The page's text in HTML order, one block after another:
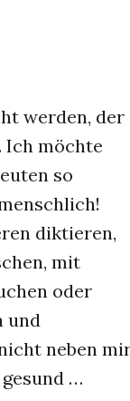
werden, der
Ich möchte
so
diktieren,
mit
oder
und
neben
…